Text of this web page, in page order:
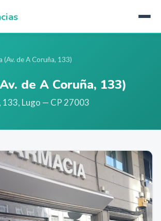
(Av. de A Coruña, 133)
de A Coruña, 133)
133, Lugo — CP 27003